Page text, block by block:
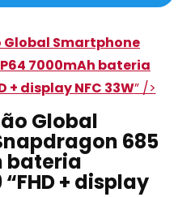
Global Smartphone
7000mAh bateria
+ display NFC 33W” />
Global
685
bateria
+ display